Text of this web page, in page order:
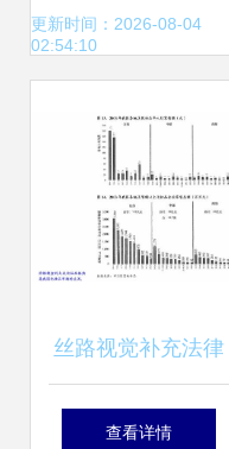
开发入门指南
更新时间：2026-08-04
02:54:10
丝路视觉补充法律
意见书（二） 计算
查看详情